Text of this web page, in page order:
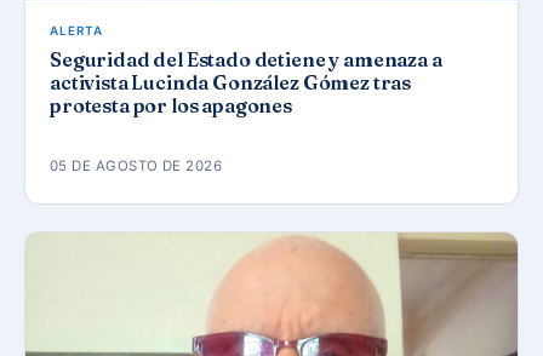
ALERTA
Seguridad del Estado detiene y amenaza a
activista Lucinda González Gómez tras
protesta por los apagones
05 DE AGOSTO DE 2026